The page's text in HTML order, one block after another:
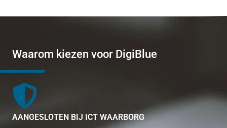
Waarom kiezen voor DigiBlue
AANGESLOTEN BIJ ICT WAARBORG